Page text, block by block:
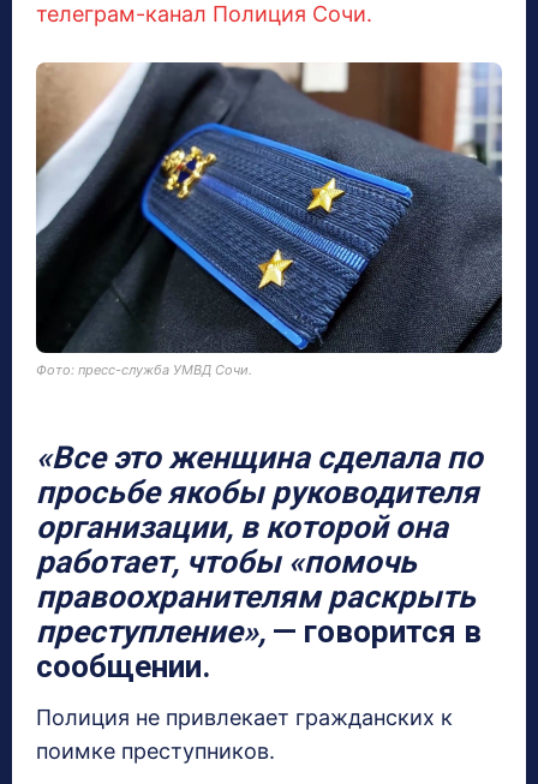
телеграм-канал Полиция Сочи.
Фото: пресс-служба УМВД Сочи.
«Все это женщина сделала по
просьбе якобы руководителя
организации, в которой она
работает, чтобы «помочь
правоохранителям раскрыть
преступление», — говорится в
сообщении.
Полиция не привлекает гражданских к
поимке преступников.